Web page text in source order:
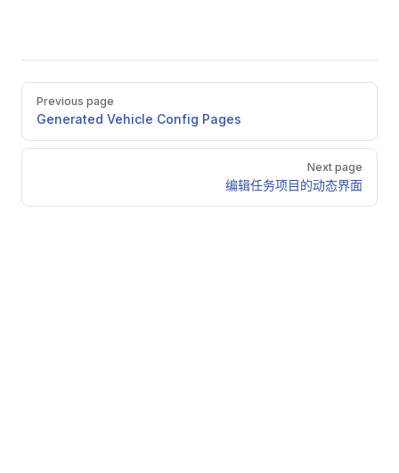
Pager
Previous page
Generated Vehicle Config Pages
Next page
编辑任务项目的动态界面